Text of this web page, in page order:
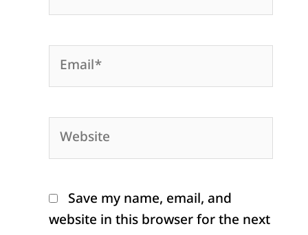
Email*
Website
Save my name, email, and
website in this browser for the next